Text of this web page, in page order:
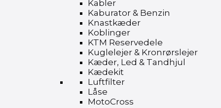
Kabler
Kaburator & Benzin
Knastkæder
Koblinger
KTM Reservedele
Kuglelejer & Kronrørslejer
Kæder, Led & Tandhjul
Kædekit
Luftfilter
Låse
MotoCross